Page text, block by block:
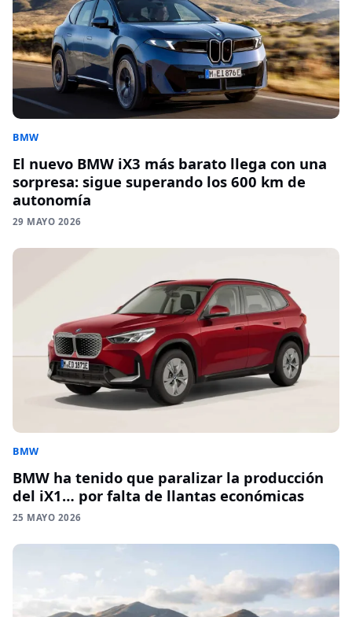
BMW
El nuevo BMW iX3 más barato llega con una
sorpresa: sigue superando los 600 km de
autonomía
29 MAYO 2026
BMW
BMW ha tenido que paralizar la producción
del iX1… por falta de llantas económicas
25 MAYO 2026